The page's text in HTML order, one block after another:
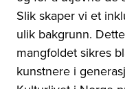
Slik skaper vi et
ulik bakgrunn.
mangfoldet sikres
kunstnere i